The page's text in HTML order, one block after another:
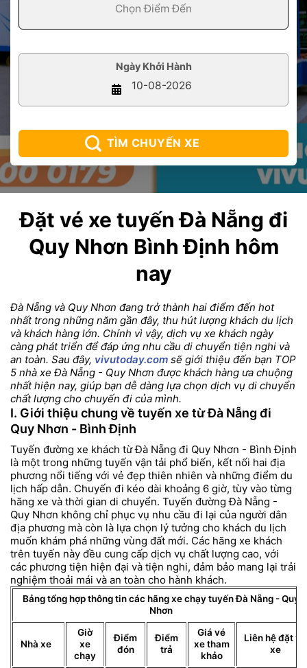
Ngày Khởi Hành
TÌM CHUYẾN XE
Đặt vé xe tuyến Đà Nẵng đi
Quy Nhơn Bình Định hôm
nay
Đà Nẵng và Quy Nhơn đang trở thành hai điểm đến hot
nhất trong những năm gần đây, thu hút lượng khách du lịch
và khách hàng lớn. Chính vì vậy, dịch vụ xe khách ngày
càng phát triển để đáp ứng nhu cầu di chuyển tiện nghi và
an toàn. Sau đây, vivutoday.com sẽ giới thiệu đến bạn TOP
5 nhà xe Đà Nẵng - Quy Nhơn được khách hàng ưa chuộng
nhất hiện nay, giúp bạn dễ dàng lựa chọn dịch vụ di chuyển
chất lượng cho chuyến đi của mình.
I. Giới thiệu chung về tuyến xe từ Đà Nẵng đi
Quy Nhơn - Bình Định
Tuyến đường xe khách từ Đà Nẵng đi Quy Nhơn - Bình Định
là một trong những tuyến vận tải phổ biến, kết nối hai địa
phương nổi tiếng với vẻ đẹp thiên nhiên và những điểm du
lịch hấp dẫn. Chuyến đi kéo dài khoảng 6 giờ, tùy vào từng
hãng xe và thời gian di chuyển. Tuyến đường Đà Nẵng -
Quy Nhơn không chỉ phục vụ nhu cầu đi lại của người dân
địa phương mà còn là lựa chọn lý tưởng cho khách du lịch
muốn khám phá những vùng đất mới. Các hãng xe khách
trên tuyến này đều cung cấp dịch vụ chất lượng cao, với
các phương tiện hiện đại và tiện nghi, đảm bảo mang lại trải
nghiệm thoải mái và an toàn cho hành khách.
Bảng tổng hợp thông tin các hãng xe chạy tuyến Đà Nẵng - Quy
Nhơn
Nhà xe
Giờ
xe
chạy
Điểm
đón
Điểm
trả
Giá vé
xe tham
khảo
Liên hệ đặt vé
xe